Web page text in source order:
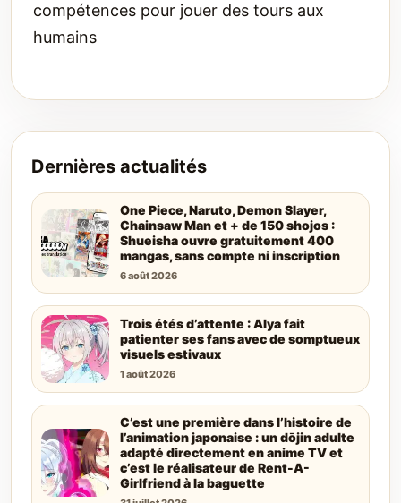
compétences pour jouer des tours aux
humains
Dernières actualités
One Piece, Naruto, Demon Slayer,
Chainsaw Man et + de 150 shojos :
Shueisha ouvre gratuitement 400
mangas, sans compte ni inscription
6 août 2026
Trois étés d’attente : Alya fait
patienter ses fans avec de somptueux
visuels estivaux
1 août 2026
C’est une première dans l’histoire de
l’animation japonaise : un dōjin adulte
adapté directement en anime TV et
c’est le réalisateur de Rent-A-
Girlfriend à la baguette